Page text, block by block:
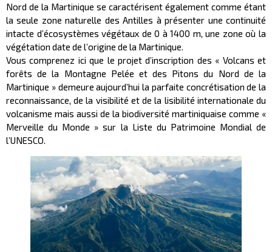
Nord de la Martinique se caractérisent également comme étant
la seule zone naturelle des Antilles à présenter une continuité
intacte d’écosystèmes végétaux de 0 à 1400 m, une zone où la
végétation date de l’origine de la Martinique.
Vous comprenez ici que le projet d’inscription des « Volcans et
forêts de la Montagne Pelée et des Pitons du Nord de la
Martinique » demeure aujourd’hui la parfaite concrétisation de la
reconnaissance, de la visibilité et de la lisibilité internationale du
volcanisme mais aussi de la biodiversité martiniquaise comme «
Merveille du Monde » sur la Liste du Patrimoine Mondial de
l’UNESCO.